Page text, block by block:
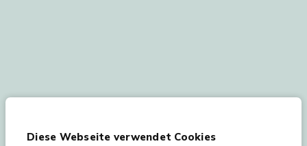
Diese Webseite verwendet Cookies
Einstellungenverarbeitet. Abmeldung jederzeit